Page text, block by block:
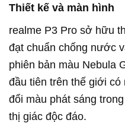
Thiết kế và màn hình
realme P3 Pro sở hữu
đạt chuẩn chống nước
phiên bản màu Nebula
đầu tiên trên thế giới
đổi màu phát sáng
thị giác độc đáo.